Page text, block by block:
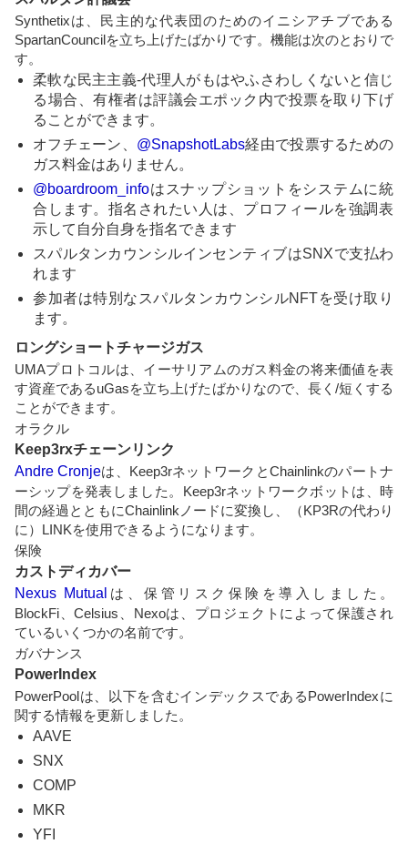
Synthetixは、民主的な代表団のためのイニシアチブである
SpartanCouncilを立ち上げたばかりです。機能は次のとおりで
す。
柔軟な民主主義-代理人がもはやふさわしくないと信じ
る場合、有権者は評議会エポック内で投票を取り下げ
ることができます。
オフチェーン、 @SnapshotLabs経由で投票するための
ガス料金はありません。
@boardroom_infoはスナップショットをシステムに統
合します。指名されたい人は、プロフィールを強調表
示して自分自身を指名できます
スパルタンカウンシルインセンティブはSNXで支払わ
れます
参加者は特別なスパルタンカウンシルNFTを受け取り
ます。
ロングショートチャージガス
UMAプロトコルは、イーサリアムのガス料金の将来価値を表
す資産であるuGasを立ち上げたばかりなので、長く/短くする
ことができます。
オラクル
Keep3rxチェーンリンク
Andre Cronjeは、Keep3rネットワークとChainlinkのパートナ
ーシップを発表しました。Keep3rネットワークボットは、時
間の経過とともにChainlinkノードに変換し、（KP3Rの代わり
に）LINKを使用できるようになります。
保険
カストディカバー
Nexus Mutual は、保管リスク保険を導入しました。
BlockFi、Celsius、Nexoは、プロジェクトによって保護され
ているいくつかの名前です。
ガバナンス
PowerIndex
PowerPoolは、以下を含むインデックスであるPowerIndexに
関する情報を更新しました。
AAVE
SNX
COMP
MKR
YFI